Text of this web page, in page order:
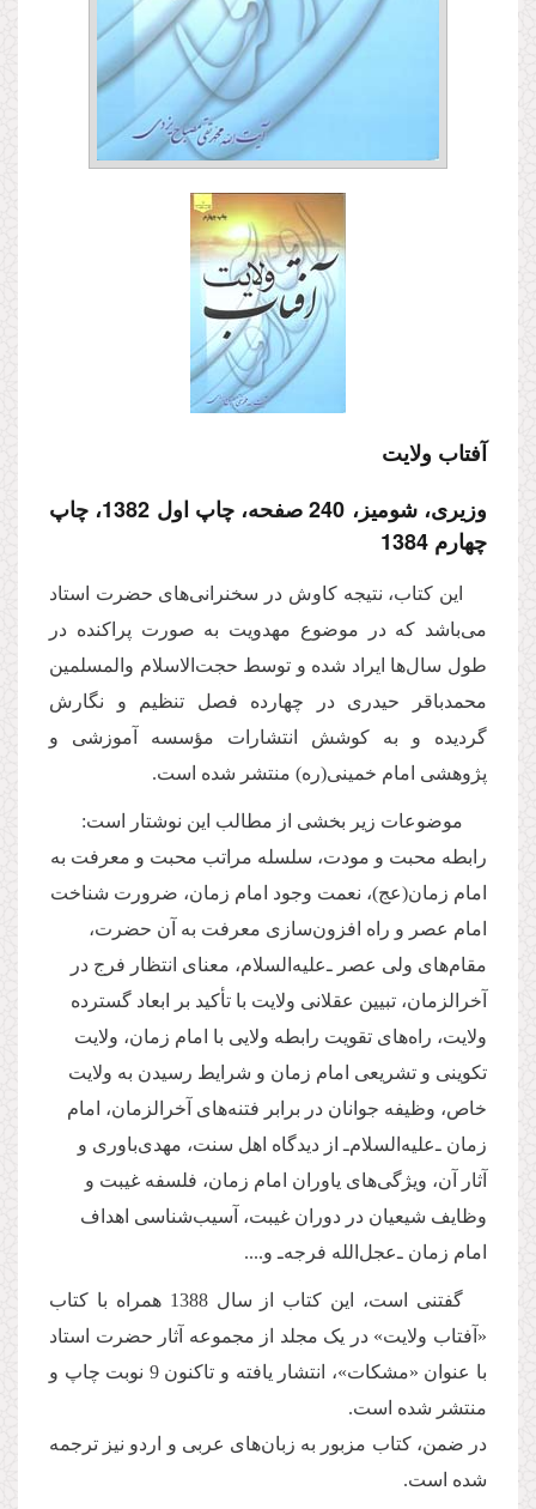
آفتاب ولایت‏
وزیری، شومیز، 240 صفحه، چاپ اول 1382، چاپ
چهارم 1384
این کتاب، نتیجه کاوش در سخنرانی‌های حضرت استاد
می‌باشد که در موضوع مهدویت به صورت پراکنده در
طول سال‌ها ایراد شده و توسط حجت‌الاسلام والمسلمین
محمدباقر حیدری در چهارده فصل تنظیم و نگارش
گردیده و به کوشش انتشارات مؤسسه آموزشی و
پژوهشی امام خمینی(ره) منتشر شده است.
موضوعات زیر بخشی از مطالب این نوشتار است:
رابطه محبت و مودت، سلسله مراتب محبت و معرفت به
امام زمان(عج)، نعمت وجود امام زمان، ضرورت شناخت
امام عصر و راه افزون‌سازی معرفت به آن حضرت،
مقام‌های ولی عصر ـ‌علیه‌السلام، معنای انتظار فرج در
آخرالزمان، تبیین عقلانی ولایت با تأکید بر ابعاد گسترده
ولایت، راه‌های تقویت رابطه ولایی با امام زمان، ولایت
تکوینی و تشریعی امام زمان و شرایط رسیدن به ولایت
خاص، وظیفه جوانان در برابر فتنه‌های آخرالزمان، امام
زمان ـ‌علیه‌السلام‌ـ از دیدگاه اهل سنت، مهدی‌باوری و
آثار آن، ویژگی‌های یاوران امام زمان، فلسفه غیبت و
وظایف شیعیان در دوران غیبت، آسیب‌شناسی اهداف
امام زمان ـ‌عجل‌الله فرجه‌ـ و....
گفتنی است، این کتاب از سال 1388 همراه با کتاب
«آفتاب ولایت» در یک مجلد از مجموعه آثار حضرت استاد
با عنوان «مشکات»، انتشار یافته و تاکنون 9 نوبت چاپ و
منتشر شده است.
در ضمن، کتاب مزبور به زبان‌های عربی و اردو نیز ترجمه
شده است.